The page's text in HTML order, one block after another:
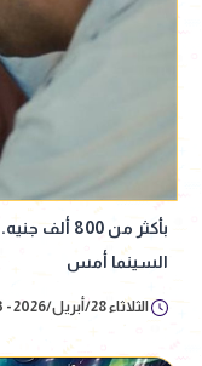
بأكثر من
السينما أمس
الثلاثاء 28/أبريل/2026 - 11:03 ص